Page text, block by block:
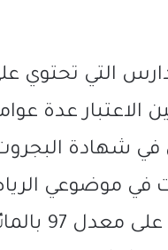
الاعتبار عدة
في شهادة
موضوعي
الانجليزية. وقد